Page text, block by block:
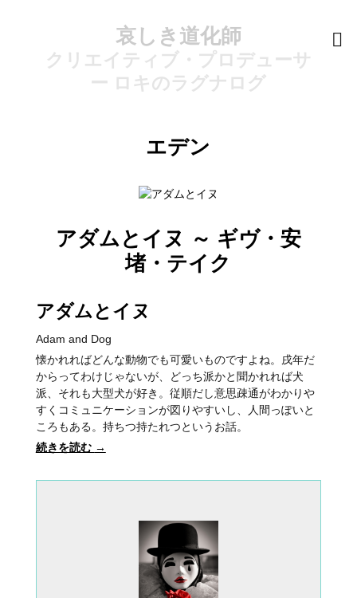
哀しき道化師
クリエイティブ・プロデューサ
ー ロキのラグナログ
エデン
アダムとイヌ ～ ギヴ・安
堵・テイク
アダムとイヌ
Adam and Dog
懐かれればどんな動物でも可愛いものですよね。戌年だ
からってわけじゃないが、どっち派かと聞かれれば犬
派、それも大型犬が好き。従順だし意思疎通がわかりや
すくコミュニケーションが図りやすいし、人間っぽいと
ころもある。持ちつ持たれつというお話。
続きを読む →